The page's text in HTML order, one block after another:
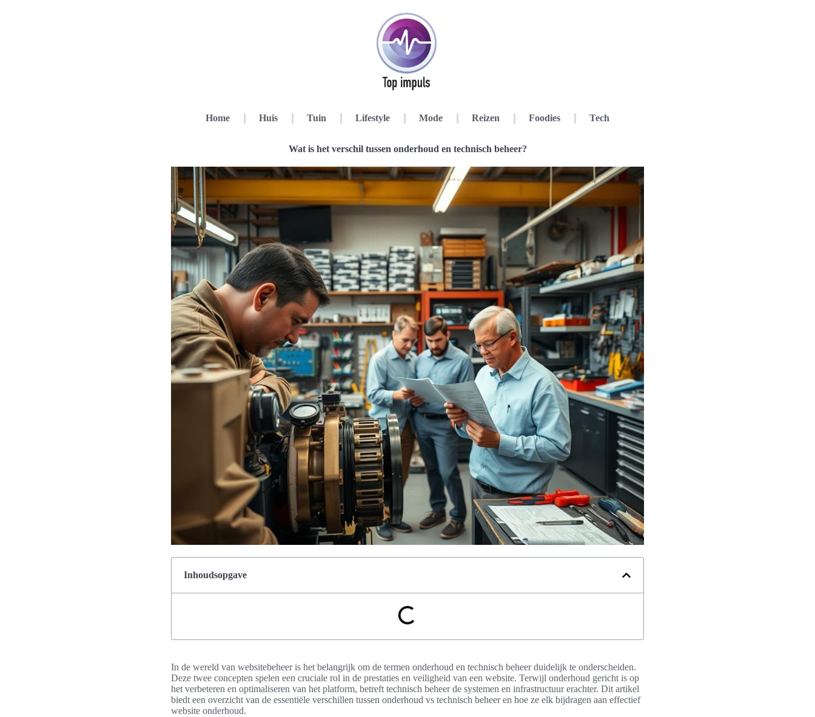
Home Huis Tuin Lifestyle Mode Reizen Foodies Tech
Wat is het verschil tussen onderhoud en technisch beheer?
Inhoudsopgave
In de wereld van websitebeheer is het belangrijk om de termen onderhoud en technisch beheer duidelijk te onderscheiden.
Deze twee concepten spelen een cruciale rol in de prestaties en veiligheid van een website. Terwijl onderhoud gericht is op
het verbeteren en optimaliseren van het platform, betreft technisch beheer de systemen en infrastructuur erachter. Dit artikel
biedt een overzicht van de essentiële verschillen tussen onderhoud vs technisch beheer en hoe ze elk bijdragen aan effectief
website onderhoud.